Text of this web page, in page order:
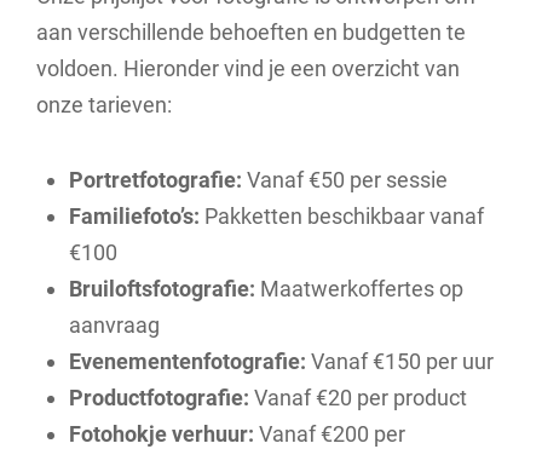
aan verschillende behoeften en budgetten te
voldoen. Hieronder vind je een overzicht van
onze tarieven:
Portretfotografie: Vanaf €50 per sessie
Familiefoto’s: Pakketten beschikbaar vanaf
€100
Bruiloftsfotografie: Maatwerkoffertes op
aanvraag
Evenementenfotografie: Vanaf €150 per uur
Productfotografie: Vanaf €20 per product
Fotohokje verhuur: Vanaf €200 per